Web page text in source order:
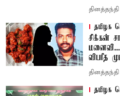
தினத்தந்தி
தமிழக
சிக்கன்
மனைவி...
விபரீத
தினத்தந்தி
தமிழக